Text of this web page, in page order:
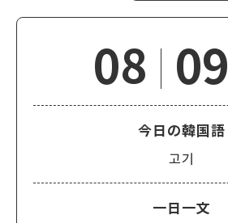
08 09
今日の韓国語
고기
一日一文